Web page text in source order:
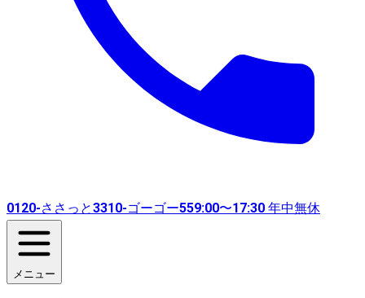
0120-ささっと3310-ゴーゴー559:00〜17:30 年中無休
メニュー